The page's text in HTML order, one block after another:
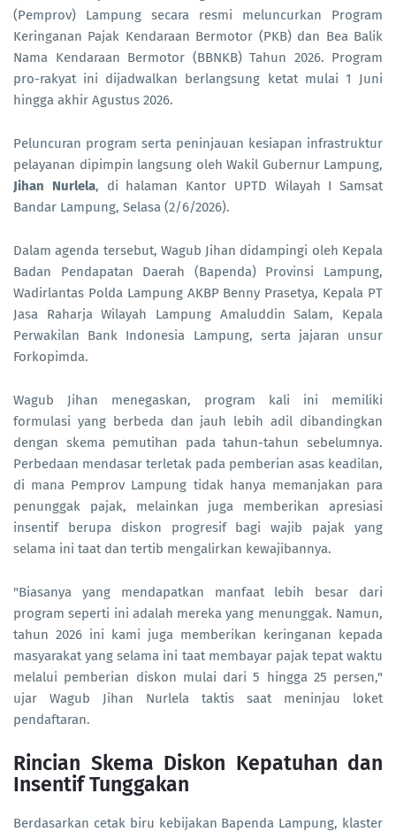
(Pemprov) Lampung secara resmi meluncurkan Program
Keringanan Pajak Kendaraan Bermotor (PKB) dan Bea Balik
Nama Kendaraan Bermotor (BBNKB) Tahun 2026. Program
pro-rakyat ini dijadwalkan berlangsung ketat mulai 1 Juni
hingga akhir Agustus 2026.
Peluncuran program serta peninjauan kesiapan infrastruktur
pelayanan dipimpin langsung oleh Wakil Gubernur Lampung,
Jihan Nurlela, di halaman Kantor UPTD Wilayah I Samsat
Bandar Lampung, Selasa (2/6/2026).
Dalam agenda tersebut, Wagub Jihan didampingi oleh Kepala
Badan Pendapatan Daerah (Bapenda) Provinsi Lampung,
Wadirlantas Polda Lampung AKBP Benny Prasetya, Kepala PT
Jasa Raharja Wilayah Lampung Amaluddin Salam, Kepala
Perwakilan Bank Indonesia Lampung, serta jajaran unsur
Forkopimda.
Wagub Jihan menegaskan, program kali ini memiliki
formulasi yang berbeda dan jauh lebih adil dibandingkan
dengan skema pemutihan pada tahun-tahun sebelumnya.
Perbedaan mendasar terletak pada pemberian asas keadilan,
di mana Pemprov Lampung tidak hanya memanjakan para
penunggak pajak, melainkan juga memberikan apresiasi
insentif berupa diskon progresif bagi wajib pajak yang
selama ini taat dan tertib mengalirkan kewajibannya.
"Biasanya yang mendapatkan manfaat lebih besar dari
program seperti ini adalah mereka yang menunggak. Namun,
tahun 2026 ini kami juga memberikan keringanan kepada
masyarakat yang selama ini taat membayar pajak tepat waktu
melalui pemberian diskon mulai dari 5 hingga 25 persen,"
ujar Wagub Jihan Nurlela taktis saat meninjau loket
pendaftaran.
Rincian Skema Diskon Kepatuhan dan
Insentif Tunggakan
Berdasarkan cetak biru kebijakan Bapenda Lampung, klaster